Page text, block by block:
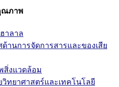
ณภาพ
าลาล
านการจัดการสารและของเสีย
สิ่งแวดล้อม
วิทยาศาสตร์และเทคโนโลยี